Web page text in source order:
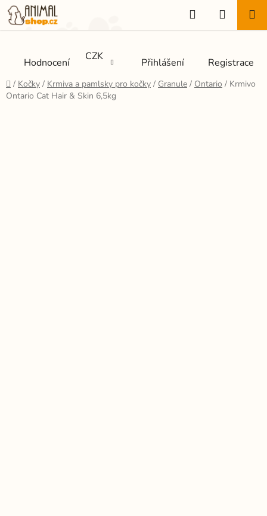
Přejít
na
obsah
Hodnocení CZK Přihlášení Registrace
Hledat
KOŠÍK
Domů
/ Kočky / Krmiva a pamlsky pro kočky / Granule / Ontario / Krmivo
Ontario Cat Hair & Skin 6,5kg